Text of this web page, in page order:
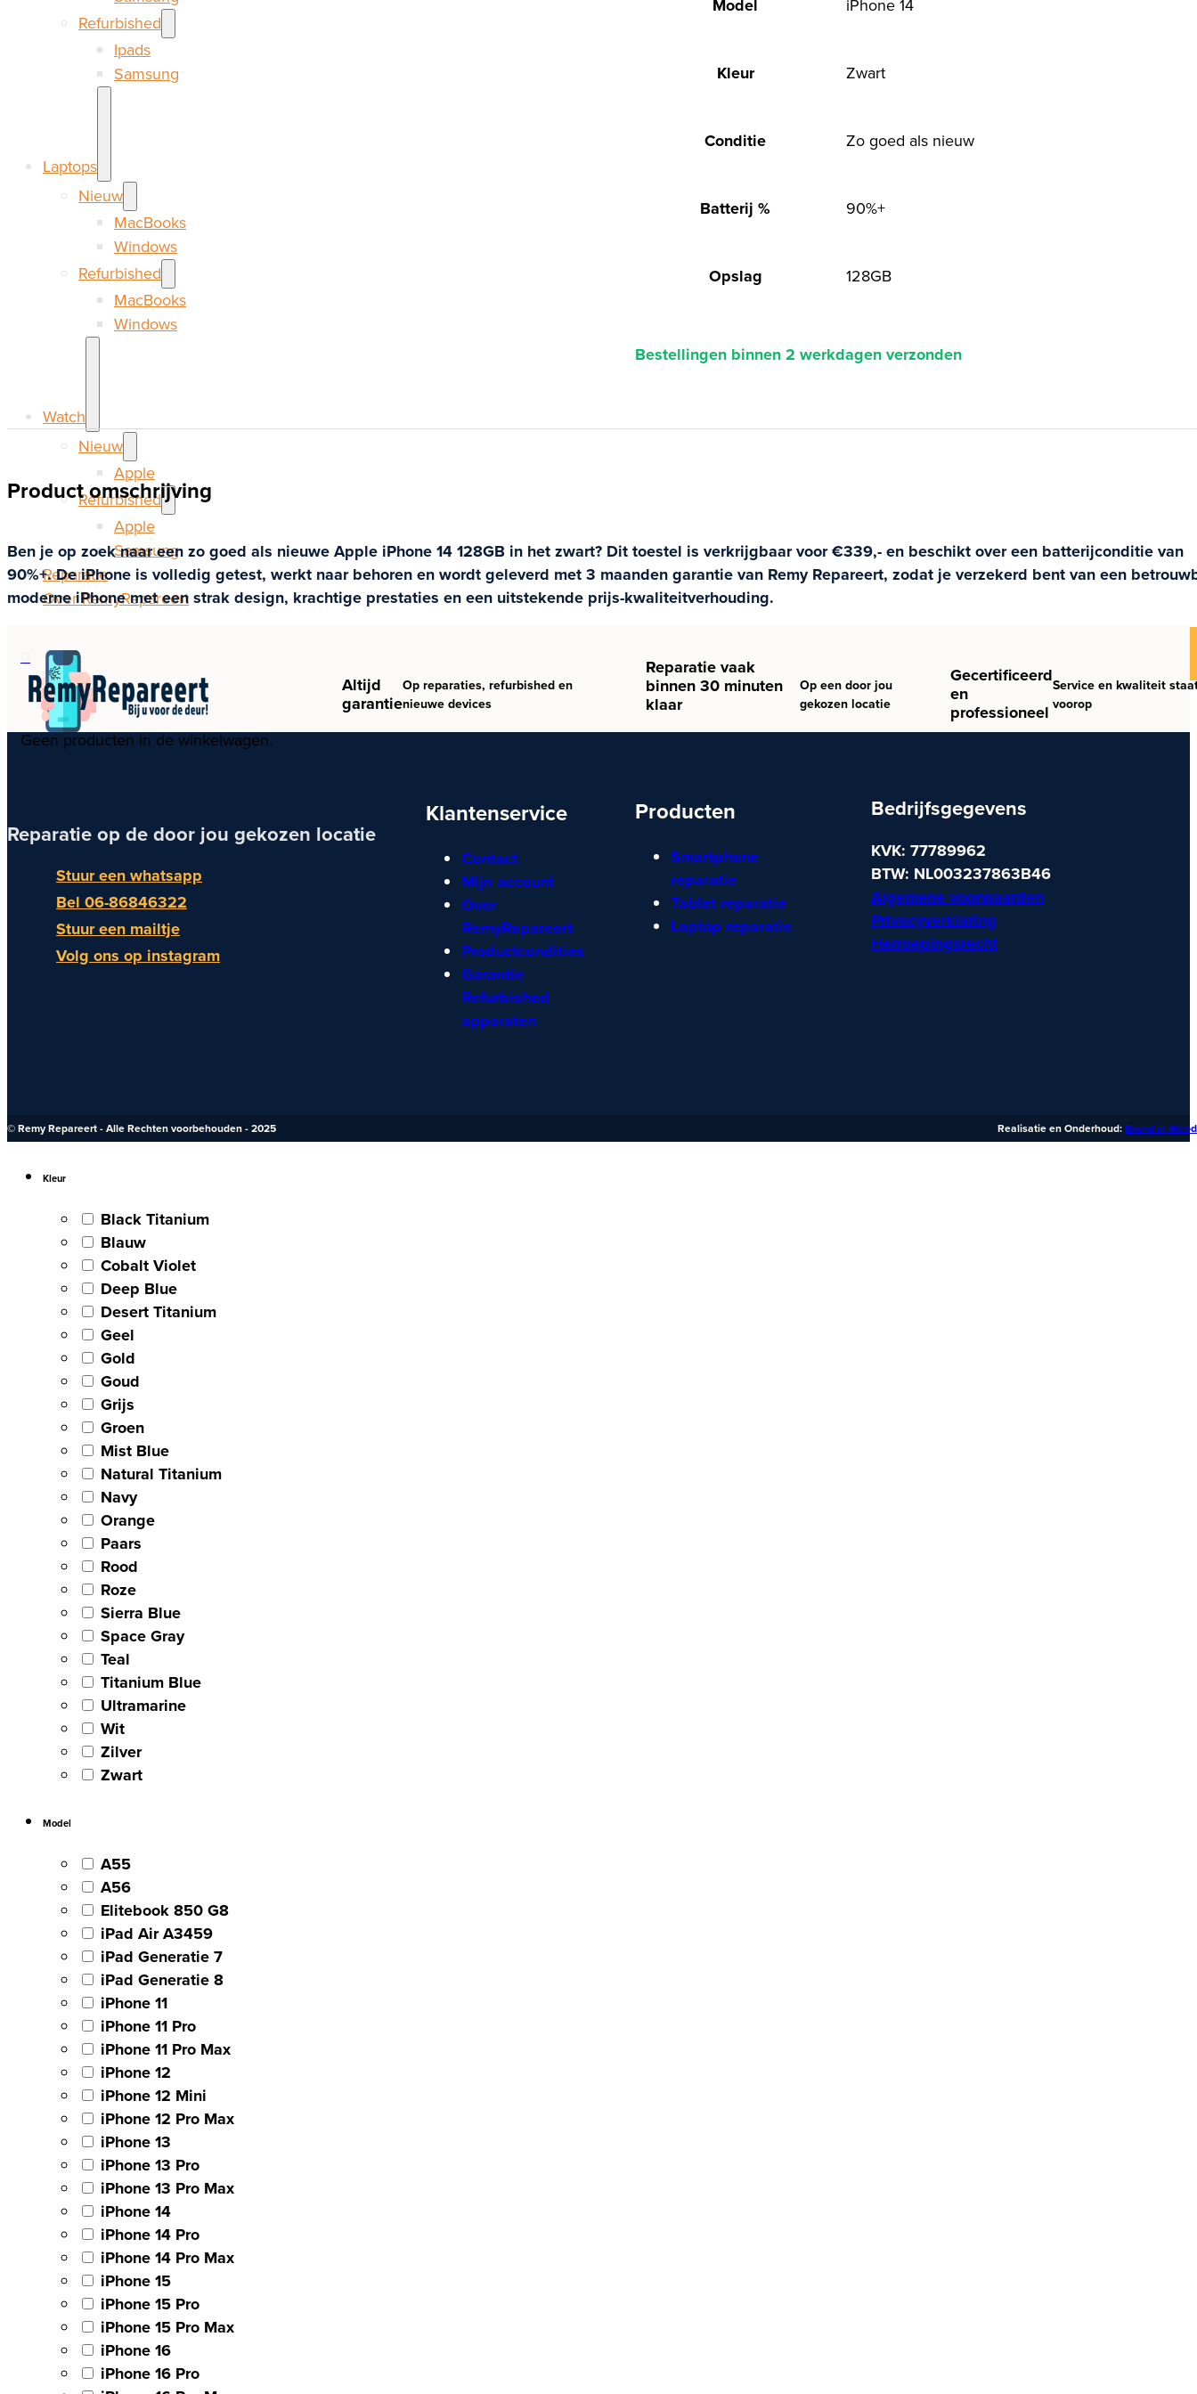
Refurbished
Ipads
Samsung
Laptops
Nieuw
MacBooks
Windows
Refurbished
MacBooks
Windows
Watch
Nieuw
Apple
Refurbished
Apple
Samsung
Reparatie
Over RemyRepareert
Geen producten in de winkelwagen.
Model iPhone 14
Kleur Zwart
Conditie Zo goed als nieuw
Batterij % 90%+
Opslag 128GB
Bestellingen binnen 2 werkdagen verzonden
Product omschrijving
Ben je op zoek naar een zo goed als nieuwe Apple iPhone 14 128GB in het zwart? Dit toestel is verkrijgbaar voor €339,- en beschikt over een batterijconditie van
90%+. De iPhone is volledig getest, werkt naar behoren en wordt geleverd met 3 maanden garantie van Remy Repareert, zodat je verzekerd bent van een
moderne iPhone met een strak design, krachtige prestaties en een uitstekende prijs-kwaliteitverhouding.
Altijd
garantie
Op reparaties, refurbished en
nieuwe devices
Reparatie vaak
binnen 30 minuten
klaar
Op een door jou
gekozen locatie
Gecertificeerd
en
professioneel
Service en kwaliteit
voorop
Reparatie op de door jou gekozen locatie
Stuur een whatsapp
Bel 06-86846322
Stuur een mailtje
Volg ons op instagram
Klantenservice
Contact
Mijn account
Over
RemyRepareert
Productcondities
Garantie
Refurbished
apparaten
Producten
Smartphone
reparatie
Tablet reparatie
Laptop reparatie
Bedrijfsgegevens
KVK: 77789962
BTW: NL003237863B46
Algemene voorwaarden
Privacyverklaring
Herroepingsrecht
© Remy Repareert - Alle Rechten voorbehouden - 2025 Realisatie en Onderhoud:Brand in
Kleur
Black Titanium
Blauw
Cobalt Violet
Deep Blue
Desert Titanium
Geel
Gold
Goud
Grijs
Groen
Mist Blue
Natural Titanium
Navy
Orange
Paars
Rood
Roze
Sierra Blue
Space Gray
Teal
Titanium Blue
Ultramarine
Wit
Zilver
Zwart
Model
A55
A56
Elitebook 850 G8
iPad Air A3459
iPad Generatie 7
iPad Generatie 8
iPhone 11
iPhone 11 Pro
iPhone 11 Pro Max
iPhone 12
iPhone 12 Mini
iPhone 12 Pro Max
iPhone 13
iPhone 13 Pro
iPhone 13 Pro Max
iPhone 14
iPhone 14 Pro
iPhone 14 Pro Max
iPhone 15
iPhone 15 Pro
iPhone 15 Pro Max
iPhone 16
iPhone 16 Pro